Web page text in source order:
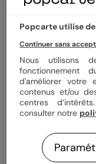
Promotion
Format
Papier
Quantité
Popcarte utilise
Continuer sans
Nous utilisons
d'améliorer votre
contenus et/ou
centres
consulter notre